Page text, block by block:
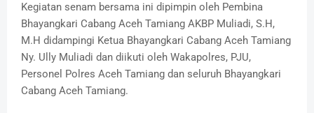
Kegiatan senam bersama ini dipimpin oleh Pembina
Bhayangkari Cabang Aceh Tamiang AKBP Muliadi, S.H,
M.H didampingi Ketua Bhayangkari Cabang Aceh Tamiang
Ny. Ully Muliadi dan diikuti oleh Wakapolres, PJU,
Personel Polres Aceh Tamiang dan seluruh Bhayangkari
Cabang Aceh Tamiang.